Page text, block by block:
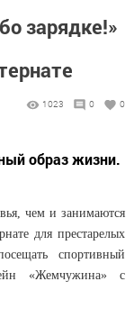
зарядке!»
1023 0 0
образ жизни.
чем и занимаются
для престарелых
спортивный
«Жемчужина» с